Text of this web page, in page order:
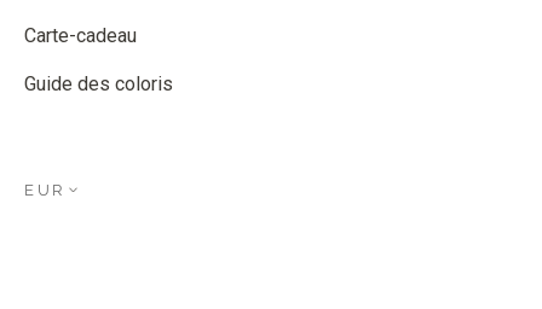
Carte-cadeau
Guide des coloris
EUR